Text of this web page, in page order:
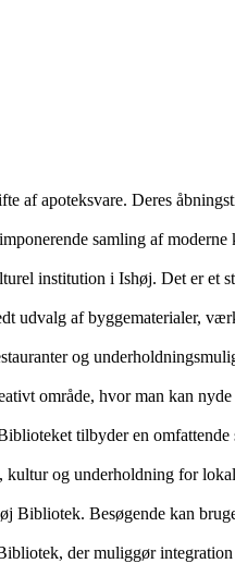
apoteksvare. Deres
samling af
institution i Ishøj. Det er et
udvalg af byggematerialer,
og
område, hvor man kan
tilbyder en
og underholdning for
Besøgende kan
der muliggør